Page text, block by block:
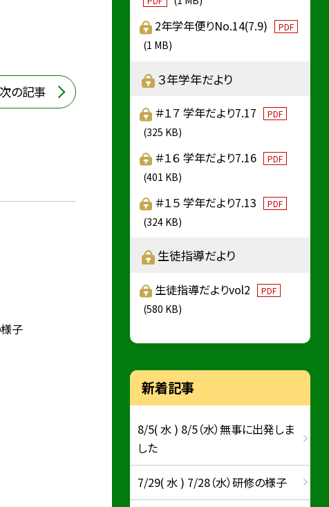
次の記事
子
2年学年便りNo.14(7.9) PDF
(1 MB)
３年学年だより
＃１７ 学年だより7.17 PDF
(325 KB)
＃１６ 学年だより7.16 PDF
(401 KB)
＃１５ 学年だより7.13 PDF
(324 KB)
生徒指導だより
生徒指導だよりvol2 PDF
(580 KB)
新着記事
8/5( 水 ) 8/5（水）無事に出発しま
した
7/29( 水 ) 7/28（水）研修の様子